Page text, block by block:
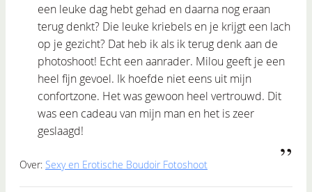
een leuke dag hebt gehad en daarna nog eraan
terug denkt? Die leuke kriebels en je krijgt een lach
op je gezicht? Dat heb ik als ik terug denk aan de
photoshoot! Echt een aanrader. Milou geeft je een
heel fijn gevoel. Ik hoefde niet eens uit mijn
confortzone. Het was gewoon heel vertrouwd. Dit
was een cadeau van mijn man en het is zeer
geslaagd!
Over: Sexy en Erotische Boudoir Fotoshoot